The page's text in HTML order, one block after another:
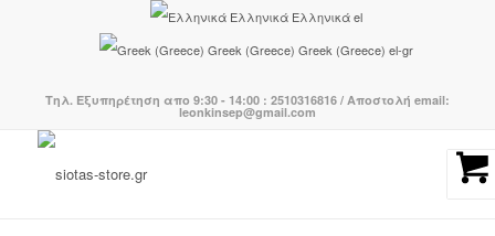
Ελληνικά Ελληνικά el
Greek (Greece) Greek (Greece) el-gr
Τηλ. Εξυπηρέτηση απο 9:30 - 14:00 : 2510316816 / Αποστολή email:
leonkinsep@gmail.com